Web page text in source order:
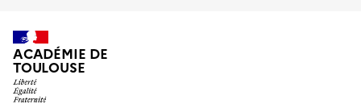
ACADÉMIE DE
TOULOUSE